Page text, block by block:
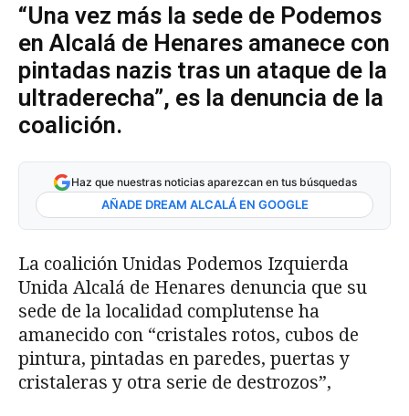
“Una vez más la sede de Podemos
en Alcalá de Henares amanece con
pintadas nazis tras un ataque de la
ultraderecha”, es la denuncia de la
coalición.
Haz que nuestras noticias aparezcan en tus búsquedas
AÑADE DREAM ALCALÁ EN GOOGLE
La coalición Unidas Podemos Izquierda
Unida Alcalá de Henares denuncia que su
sede de la localidad complutense ha
amanecido con “cristales rotos, cubos de
pintura, pintadas en paredes, puertas y
cristaleras y otra serie de destrozos”,